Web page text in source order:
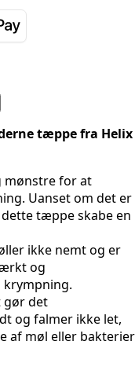
tæppe fra Helix
mønstre for at
Uanset om det er
tæppe skabe en
ikke nemt og er
og
gør det
og falmer ikke let,
af møl eller bakterier